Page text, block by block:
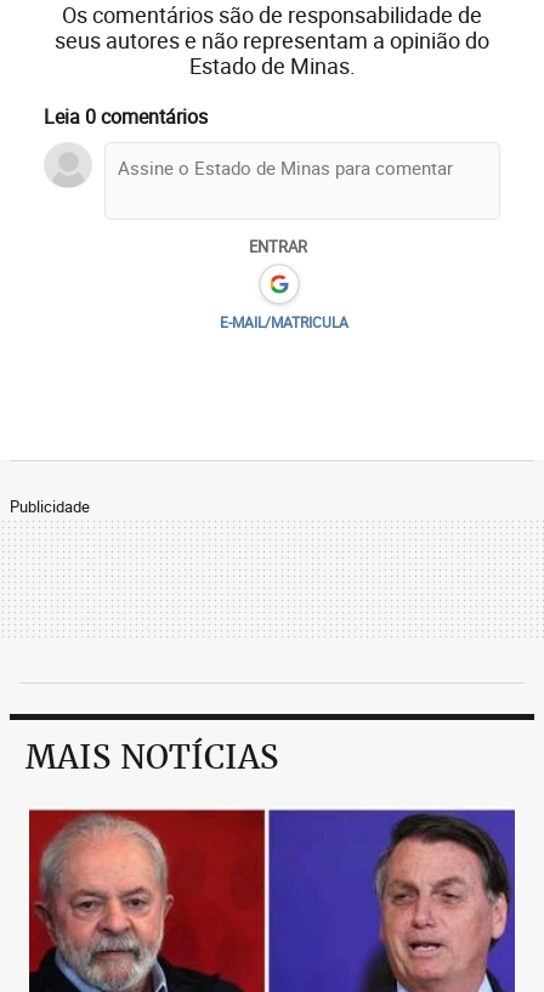
Os comentários são de responsabilidade de
seus autores e não representam a opinião do
Estado de Minas.
Leia 0 comentários
ENTRAR
E-MAIL/MATRICULA
Publicidade
MAIS NOTÍCIAS